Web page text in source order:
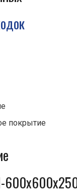
покрытие